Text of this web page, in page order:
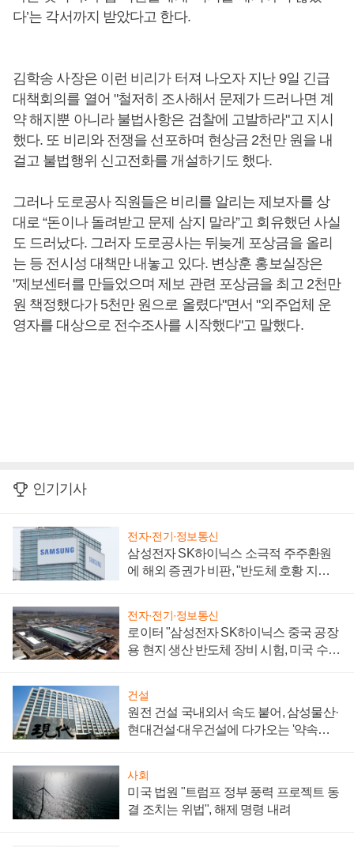
다’는 각서까지 받았다고 한다.
김학송 사장은 이런 비리가 터져 나오자 지난 9일 긴급
대책회의를 열어 "철저히 조사해서 문제가 드러나면 계
약 해지뿐 아니라 불법사항은 검찰에 고발하라"고 지시
했다. 또 비리와 전쟁을 선포하며 현상금 2천만 원을 내
걸고 불법행위 신고전화를 개설하기도 했다.
그러나 도로공사 직원들은 비리를 알리는 제보자를 상
대로 “돈이나 돌려받고 문제 삼지 말라”고 회유했던 사실
도 드러났다. 그러자 도로공사는 뒤늦게 포상금을 올리
는 등 전시성 대책만 내놓고 있다. 변상훈 홍보실장은
"제보센터를 만들었으며 제보 관련 포상금을 최고 2천만
원 책정했다가 5천만 원으로 올렸다"면서 "외주업체 운
영자를 대상으로 전수조사를 시작했다"고 말했다.
인기기사
전자·전기·정보통신
삼성전자 SK하이닉스 소극적 주주환원
에 해외 증권가 비판, "반도체 호황 지속
전자·전기·정보통신
로이터 "삼성전자 SK하이닉스 중국 공장
용 현지 생산 반도체 장비 시험, 미국 수출
건설
원전 건설 국내외서 속도 붙어, 삼성물산·
현대건설·대우건설에 다가오는 '약속의
사회
미국 법원 "트럼프 정부 풍력 프로젝트 동
결 조치는 위법", 해제 명령 내려